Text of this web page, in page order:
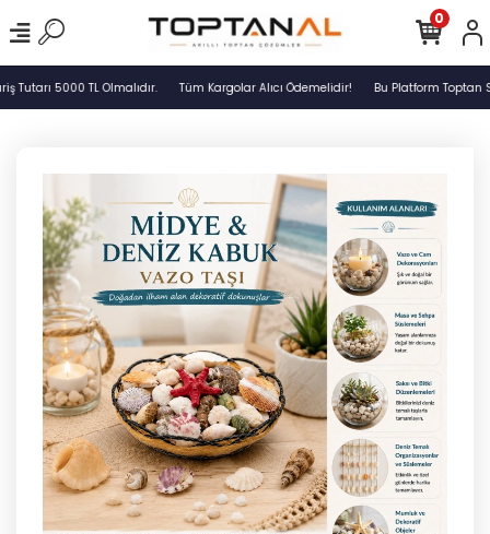
Tutarı 5000 TL Olmalıdır. Tüm Kargolar Alıcı Ödemelidir! Bu Platform Toptan
0